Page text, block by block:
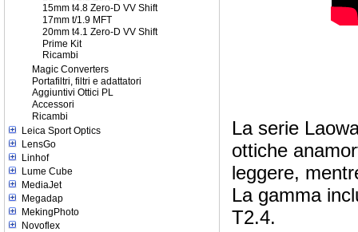
15mm t4.8 Zero-D VV Shift
17mm t/1.9 MFT
20mm t4.1 Zero-D VV Shift
Prime Kit
Ricambi
Magic Converters
Portafiltri, filtri e adattatori
Aggiuntivi Ottici PL
Accessori
Ricambi
Leica Sport Optics
LensGo
Linhof
Lume Cube
MediaJet
Megadap
MekingPhoto
Novoflex
La serie
ottiche
leggere,
La gamma
T2.4.